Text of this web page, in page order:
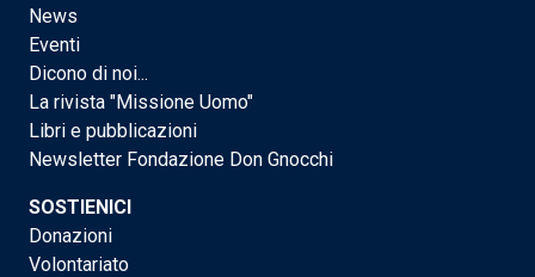
News
Eventi
Dicono di noi...
La rivista "Missione Uomo"
Libri e pubblicazioni
Newsletter Fondazione Don Gnocchi
SOSTIENICI
Donazioni
Volontariato